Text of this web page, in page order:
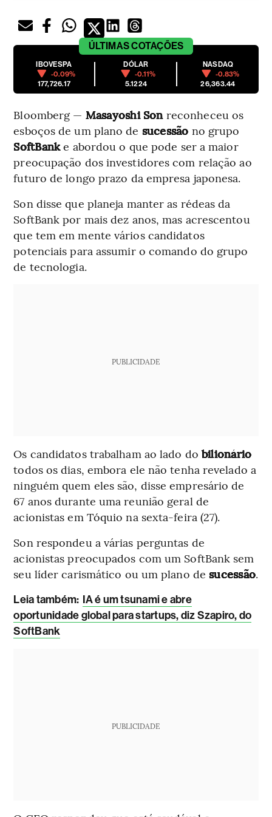
ÚLTIMASCOTAÇÕES
IBOVESPA
-0.09%
177,726.17
DÓLAR
-0.11%
5.1224
NASDAQ
-0.83%
26,363.44
Bloomberg — Masayoshi Sonreconheceu os
esboços de um plano de sucessão no grupo
SoftBanke abordou o que pode ser a maior
preocupação dos investidores com relação ao
futuro de longo prazo da empresa japonesa.
Son disse que planeja manter as rédeas da
SoftBank por mais dez anos, mas acrescentou
que tem em mente vários candidatos
potenciais para assumir o comando do grupo
de tecnologia.
PUBLICIDADE
Os candidatos trabalham ao lado do bilionário
todos os dias, embora ele não tenha revelado a
ninguém quem eles são, disse empresário de
67 anos durante uma reunião geral de
acionistas em Tóquio na sexta-feira (27).
Son respondeu a várias perguntas de
acionistas preocupados com um SoftBank sem
seu líder carismático ou um plano desucessão.
Leia também: IA é um tsunami e abre
oportunidade global para startups, diz Szapiro, do
SoftBank
PUBLICIDADE